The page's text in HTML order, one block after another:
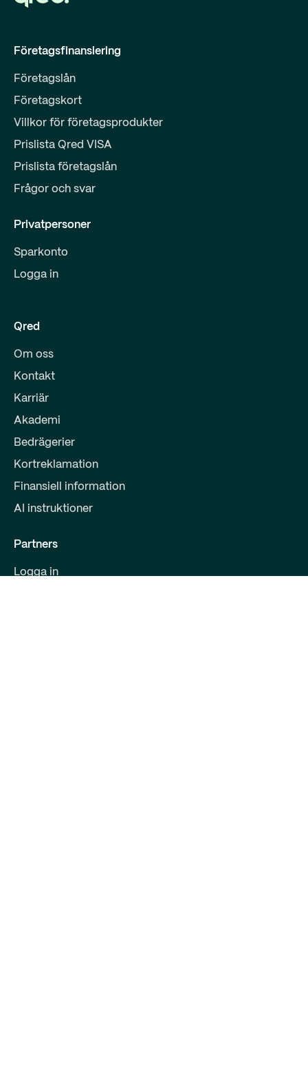
Företagsfinansiering
Företagslån
Företagskort
Villkor för företagsprodukter
Prislista Qred VISA
Prislista företagslån
Frågor och svar
Privatpersoner
Sparkonto
Logga in
Qred
Om oss
Kontakt
Karriär
Akademi
Bedrägerier
Kortreklamation
Finansiell information
AI instruktioner
Partners
Logga in